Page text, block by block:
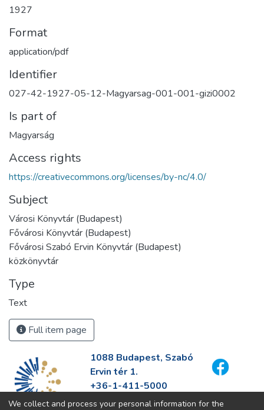
1927
Format
application/pdf
Identifier
027-42-1927-05-12-Magyarsag-001-001-gizi0002
Is part of
Magyarság
Access rights
https://creativecommons.org/licenses/by-nc/4.0/
Subject
Városi Könyvtár (Budapest)
Fővárosi Könyvtár (Budapest)
Fővárosi Szabó Ervin Könyvtár (Budapest)
közkönyvtár
Type
Text
Full item page
1088 Budapest, Szabó
Ervin tér 1.
+36-1-411-5000
info@fszek.hu
We collect and process your personal information for the